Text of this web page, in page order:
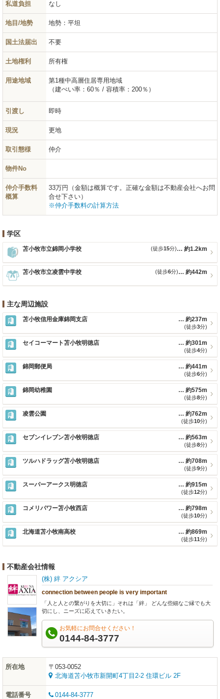
私道負担 なし
地目/地勢 地勢：平坦
国土法届出 不要
土地権利 所有権
用途地域
第1種中高層住居専用地域
（建ぺい率：60％ / 容積率：200％）
引渡し 即時
現況 更地
取引態様 仲介
物件No
仲介手数料
概算
33万円（金額は概算です。正確な金額は不動産会社へお問
合せ下さい）
※仲介手数料の計算方法
学区
苫小牧市立錦岡小学校 約1.2km
(徒歩15分)
苫小牧市立凌雲中学校 約442m
(徒歩6分)
主な周辺施設
苫小牧信用金庫錦岡支店 約237m
(徒歩3分)
セイコーマート苫小牧明徳店 約301m
(徒歩4分)
錦岡郵便局 約441m
(徒歩6分)
錦岡幼稚園 約575m
(徒歩8分)
凌雲公園 約762m
(徒歩10分)
セブンイレブン苫小牧明徳店 約563m
(徒歩8分)
ツルハドラッグ苫小牧明徳店 約708m
(徒歩9分)
スーパーアークス明徳店 約915m
(徒歩12分)
コメリパワー苫小牧西店 約798m
(徒歩10分)
北海道苫小牧南高校 約869m
(徒歩11分)
不動産会社情報
(株) 絆 アクシア
connection between people is very important
「人と人との繋がりを大切に」それは「絆」 どんな些細なご縁でも大
切にし、ニーズに応えていきたい。
お気軽にお問合せください！
0144-84-3777
所在地
〒053-0052
北海道苫小牧市新開町4丁目2-2 住環ビル 2F
電話番号 0144-84-3777